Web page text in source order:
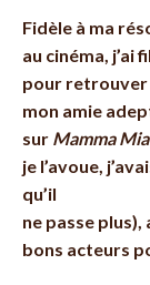
Fidèle à ma
au cinéma, j’ai
pour retrouver
mon amie
sur Mamma
je l’avoue,
qu’il
ne passe
bons acteurs